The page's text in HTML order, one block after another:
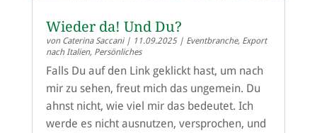
Wieder da! Und Du?
von Caterina Saccani| 11.09.2025| Eventbranche, Export
nach Italien, Persönliches
Falls Du auf den Link geklickt hast, um nach
mir zu sehen, freut mich das ungemein. Du
ahnst nicht, wie viel mir das bedeutet. Ich
werde es nicht ausnutzen, versprochen, und